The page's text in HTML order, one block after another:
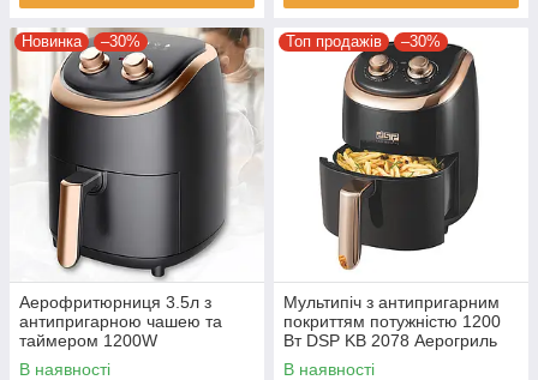
Новинка –30%
Аерофритюрниця 3.5л з
антипригарною чашею та
таймером 1200W
В наявності
Топ продажів –30%
Мультипіч з антипригарним
покриттям потужністю 1200
Вт DSP KB 2078 Аерогриль
Аерофритниця на 4 л
В наявності